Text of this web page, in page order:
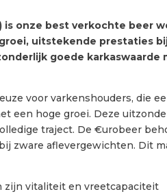
is onze best verkochte beer
uitstekende prestaties
goede karkaswaarde
voor varkenshouders, die
een hoge groei. Deze
traject. De €urobeer
zware aflevergewichten. Dit
zijn vitaliteit en vreetcapaciteit